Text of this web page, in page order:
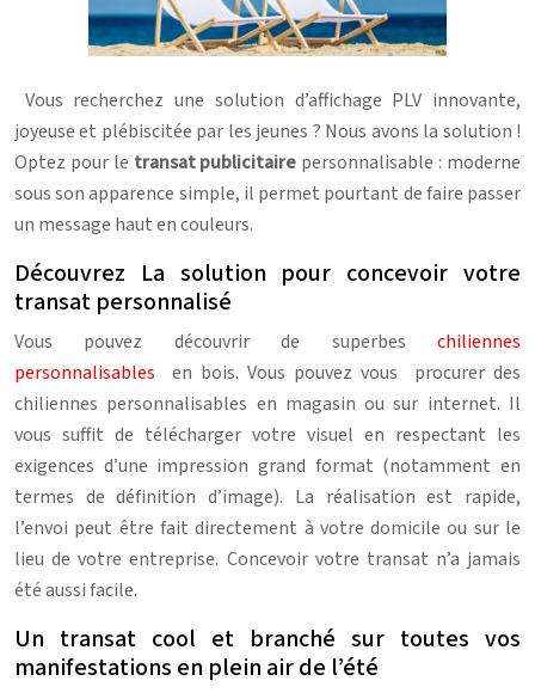
Vous recherchez une solution d’affichage PLV innovante,
joyeuse et plébiscitée par les jeunes ? Nous avons la solution !
Optez pour le transat publicitaire personnalisable : moderne
sous son apparence simple, il permet pourtant de faire passer
un message haut en couleurs.
Découvrez La solution pour concevoir votre
transat personnalisé
Vous pouvez découvrir de superbes chiliennes
personnalisables en bois. Vous pouvez vous procurer des
chiliennes personnalisables en magasin ou sur internet. Il
vous suffit de télécharger votre visuel en respectant les
exigences d’une impression grand format (notamment en
termes de définition d’image). La réalisation est rapide,
l’envoi peut être fait directement à votre domicile ou sur le
lieu de votre entreprise. Concevoir votre transat n’a jamais
été aussi facile.
Un transat cool et branché sur toutes vos
manifestations en plein air de l’été